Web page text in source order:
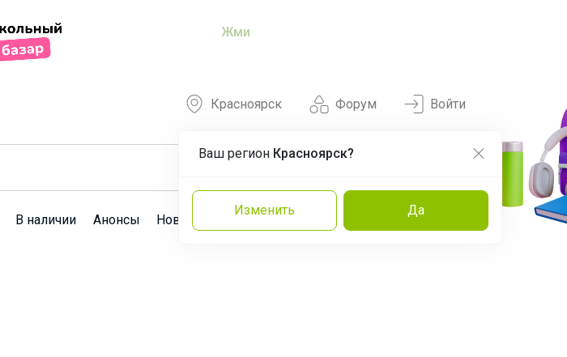
Жми
Форум
Красноярск
Ваш регион Красноярск?
Изменить Да
Войти
В наличии Анонсы Новости Команда Эксперты